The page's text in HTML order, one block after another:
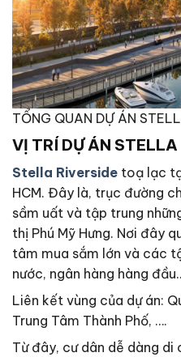
TỔNG QUAN DỰ ÁN
VỊ TRÍ DỰ ÁN
Stella Riverside toạ lạc
HCM. Đây là, trục đường
sầm uất và tập trung
thị Phú Mỹ Hưng. Nơi đây
tâm mua sắm lớn và các
nước, ngân hàng hàng
Liên kết vùng của dự án:
Trung Tâm Thành Phố, ….
Từ đây, cư dân dễ dàng di